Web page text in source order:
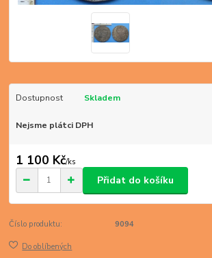
Dostupnost Skladem
Nejsme plátci DPH
1 100 Kč/ks
Přidat do košíku
Číslo produktu: 9094
Do oblíbených